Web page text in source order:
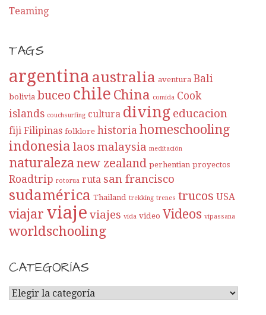
Teaming
TAGS
argentina australia aventura Bali
bolivia buceo chile China comida Cook
islands couchsurfing cultura diving educacion
fiji Filipinas folklore historia homeschooling
indonesia laos malaysia meditación
naturalezanew zealand perhentian proyectos
Roadtrip rotorua ruta san francisco
sudamérica Thailand trekking trenes trucos USA
viajar viaje viajes vida video Videos vipassana
worldschooling
CATEGORÍAS
C